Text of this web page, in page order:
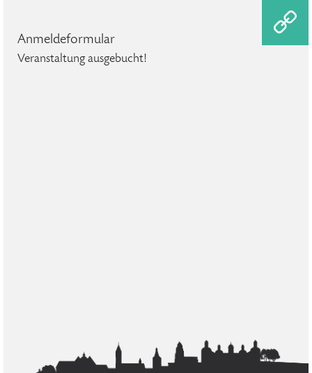
Anmeldeformular
Veranstaltung ausgebucht!